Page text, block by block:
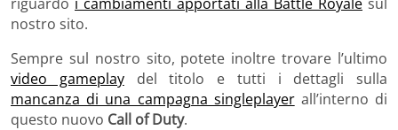
nostro sito.
Sempre sul nostro sito, potete inoltre trovare l’ultimo
video gameplaydel titolo e tutti i dettagli sulla
mancanza di una campagna singleplayerall’interno di
questo nuovo Call of Duty.